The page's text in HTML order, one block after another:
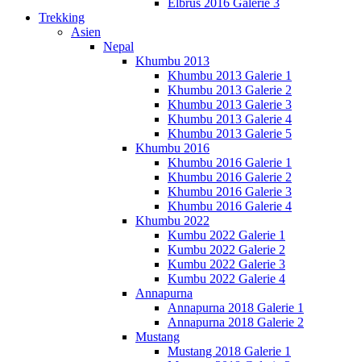
Trekking
Asien
Nepal
Khumbu 2013
Khumbu 2013 Galerie 1
Khumbu 2013 Galerie 2
Khumbu 2013 Galerie 3
Khumbu 2013 Galerie 4
Khumbu 2013 Galerie 5
Khumbu 2016
Khumbu 2016 Galerie 1
Khumbu 2016 Galerie 2
Khumbu 2016 Galerie 3
Khumbu 2016 Galerie 4
Khumbu 2022
Kumbu 2022 Galerie 1
Kumbu 2022 Galerie 2
Kumbu 2022 Galerie 3
Kumbu 2022 Galerie 4
Annapurna
Annapurna 2018 Galerie 1
Annapurna 2018 Galerie 2
Mustang
Mustang 2018 Galerie 1